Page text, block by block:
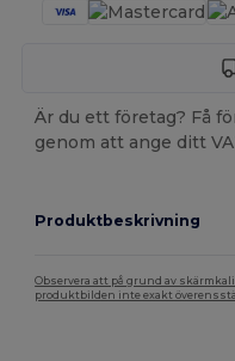
Är du ett företag? Få
genom att ange ditt
Produktbeskrivning
Observera att på grund av
produktbilden inte exakt